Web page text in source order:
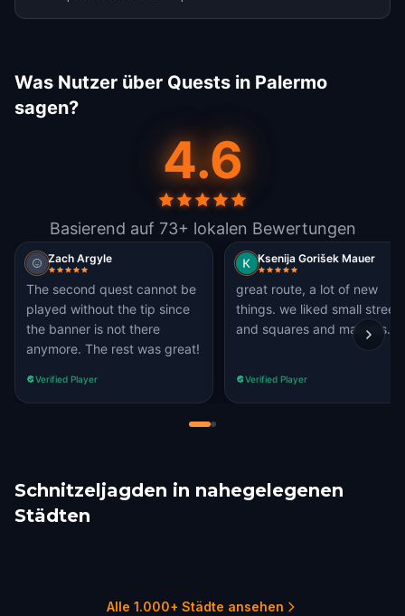
Was Nutzer über Quests in Palermo
sagen?
4.6
Basierend auf 73+ lokalen Bewertungen
Zach Argyle
The second quest cannot be
played without the tip since
the banner is not there
anymore. The rest was great!
Verified Player
Ksenija Gorišek Mauer
great route, a lot of new
things. we liked small streets
and squares and marcets.
Verified Player
Schnitzeljagden in nahegelegenen
Städten
Alle 1.000+ Städte ansehen